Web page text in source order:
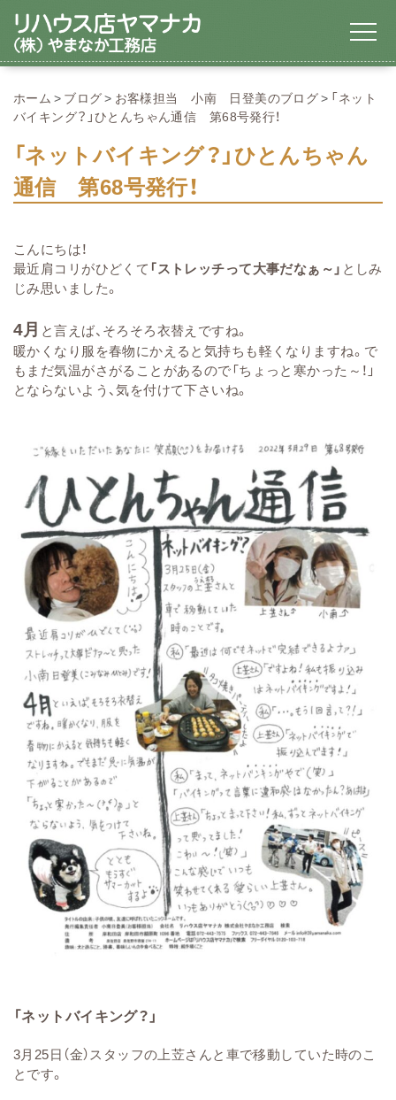
ホーム ブログ お客様担当 小南 日登美のブログ
「ネット
バイキング？」ひとんちゃん通信 第68号発行！
「ネットバイキング？」ひとんちゃん
通信 第68号発行！
こんにちは！
最近肩コリがひどくて 「ストレッチって大事だなぁ～」 としみ
じみ思いました。
4月 と言えば、そろそろ衣替えですね。
暖かくなり服を春物にかえると気持ちも軽くなりますね。で
もまだ気温がさがることがあるので「ちょっと寒かった～！」
とならないよう、気を付けて下さいね。
「ネットバイキング？」
3月25日（金）スタッフの上苙さんと車で移動していた時のこ
とです。